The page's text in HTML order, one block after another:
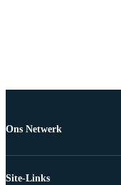
Ons Netwerk
Site-Links